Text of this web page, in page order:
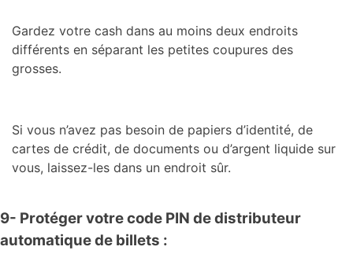
Gardez votre cash dans au moins deux endroits
différents en séparant les petites coupures des
grosses.
Si vous n’avez pas besoin de papiers d’identité, de
cartes de crédit, de documents ou d’argent liquide sur
vous, laissez-les dans un endroit sûr.
9- Protéger votre code PIN de distributeur
automatique de billets :